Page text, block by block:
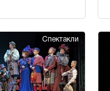
Спектакли